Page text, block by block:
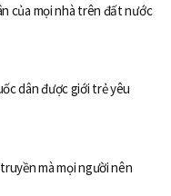
của mọi nhà trên đất nước
dân được giới trẻ yêu
mà mọi người nên